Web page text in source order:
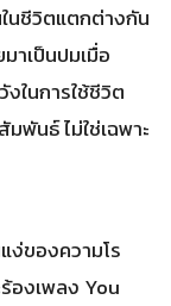
นชีวิตแตกต่างกัน
าเป็นปมเมื่อ
ในการใช้ชีวิต
พันธ์ ไม่ใช่เฉพาะ
ง่ของความโร
องเพลง You